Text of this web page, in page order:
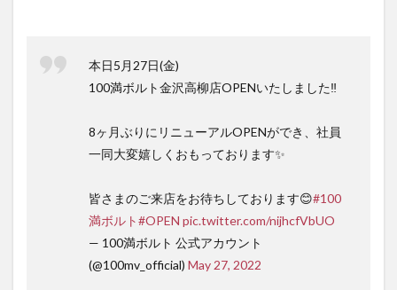
本日5月27日(金)
100満ボルト金沢高柳店OPENいたしました‼️
8ヶ月ぶりにリニューアルOPENができ、社員
一同大変嬉しくおもっております✨
皆さまのご来店をお待ちしております😊#100
満ボルト#OPEN pic.twitter.com/nijhcfVbUO
— 100満ボルト 公式アカウント
(@100mv_official) May 27, 2022